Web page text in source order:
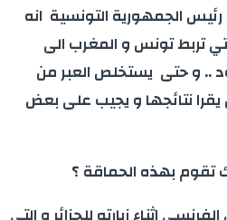
الجمهورية التونسية انه
تربط تونس و المغرب الى
.. و حتى يستخلص العبر من
يقرا نتائجها و يجيب على بعض
تقوم بهذه الحماقة ؟